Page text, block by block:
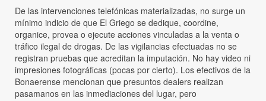
De las intervenciones telefónicas materializadas, no surge un
mínimo indicio de que El Griego se dedique, coordine,
organice, provea o ejecute acciones vinculadas a la venta o
tráfico ilegal de drogas. De las vigilancias efectuadas no se
registran pruebas que acreditan la imputación. No hay video ni
impresiones fotográficas (pocas por cierto). Los efectivos de la
Bonaerense mencionan que presuntos dealers realizan
pasamanos en las inmediaciones del lugar, pero